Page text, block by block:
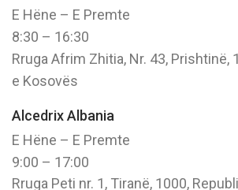
E Hëne – E Premte
8:30 – 16:30
Rruga Afrim Zhitia, Nr. 43, Prishtinë,
e Kosovës
Alcedrix Albania
E Hëne – E Premte
9:00 – 17:00
Rruga Peti nr. 1, Tiranë, 1000,